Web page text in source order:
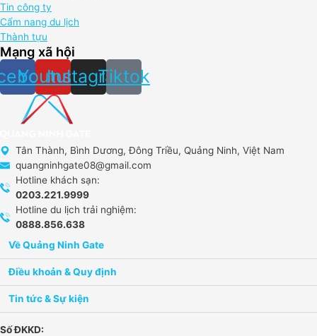
Tin công ty
Cẩm nang du lịch
Thành tựu
Mạng xã hội
Youtube
Instagram
Tiktok
Tân Thành, Bình Dương, Đông Triều, Quảng Ninh, Việt Nam
quangninhgate08@gmail.com
Hotline khách sạn:
0203.221.9999
Hotline du lịch trải nghiệm:
0888.856.638
Về Quảng Ninh Gate​
Điều khoản & Quy định
Tin tức & Sự kiện
Số ĐKKD: